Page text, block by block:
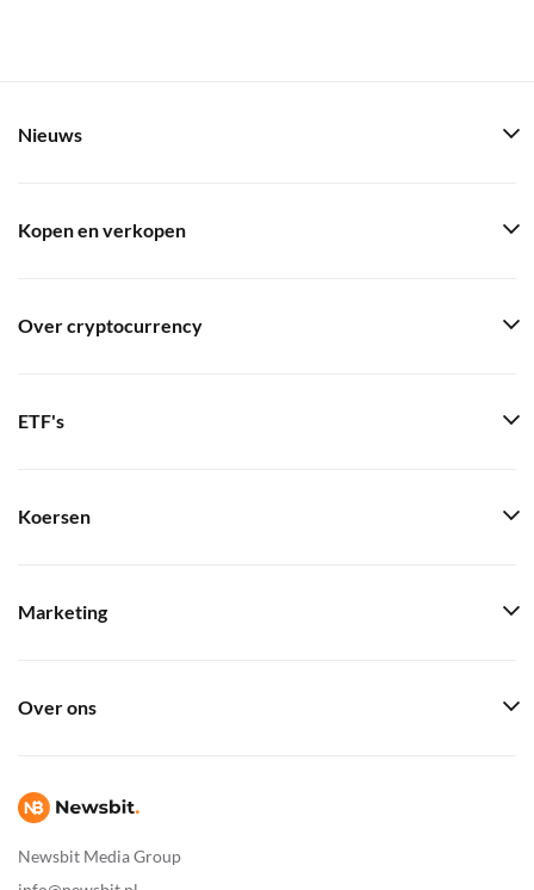
Newsbit Media Group
Nieuws
Kopen en verkopen
Over cryptocurrency
ETF's
Koersen
Marketing
Over ons